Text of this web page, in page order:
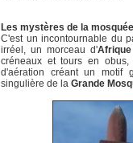
Les mystères de la
C'est un incontournable du
irréel, un morceau d'Afrique
créneaux et tours en
d'aération créant un motif
singulière de la Grande